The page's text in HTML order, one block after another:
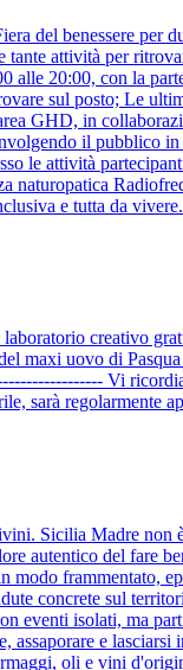
del benessere per
tante attività per
alle 20:00, con la
sul posto; Le
GHD, in
il pubblico
le attività
e tutta da vivere.
creativo
maxi uovo di
Vi
sarà regolarmente
Sicilia Madre non
autentico del fare
modo frammentato,
concrete sul
isolati, ma
assaporare e
oli e vini